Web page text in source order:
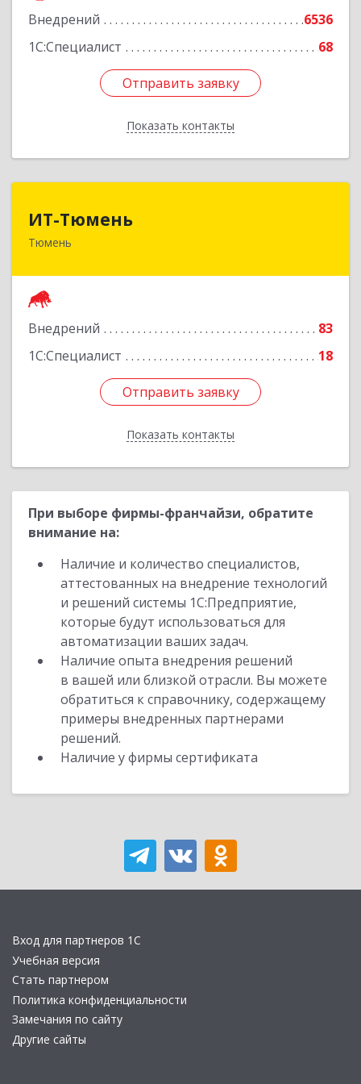
Внедрений
6536
1С:Специалист
68
Отправить заявку
Показать контакты
Подробнее
Отправить заявку
Назад
ИТ-Тюмень
Тюмень
Внедрений
83
1С:Специалист
18
Отправить заявку
Показать контакты
625000, Тюменская обл, Тюмень г, Грибоедова,
Отправить заявку
Назад
При выборе фирмы-франчайзи, обратите
внимание на:
Наличие и количество специалистов,
аттестованных на внедрение технологий
и решений системы 1С:Предприятие,
которые будут использоваться для
автоматизации ваших задач.
Наличие опыта внедрения решений
в вашей или близкой отрасли. Вы можете
обратиться к справочнику, содержащему
примеры внедренных партнерами
решений.
Наличие у фирмы сертификата
Вход для партнеров 1С
Учебная версия
Стать партнером
Политика конфиденциальности
Замечания по сайту
Другие сайты